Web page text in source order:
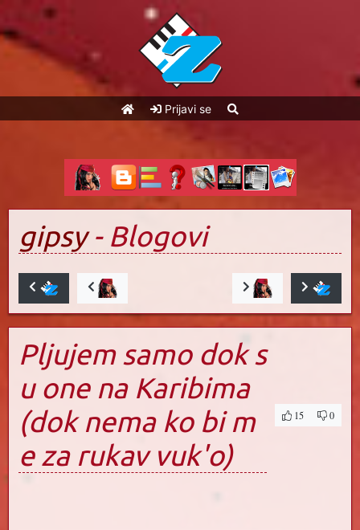
Prijavi se
gipsy- Blogovi
Pljujem samo dok s
u one na Karibima
(dok nema ko bi m
e za rukav vuk'o)
15 0